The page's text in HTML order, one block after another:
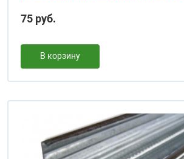
75 руб.
В корзину